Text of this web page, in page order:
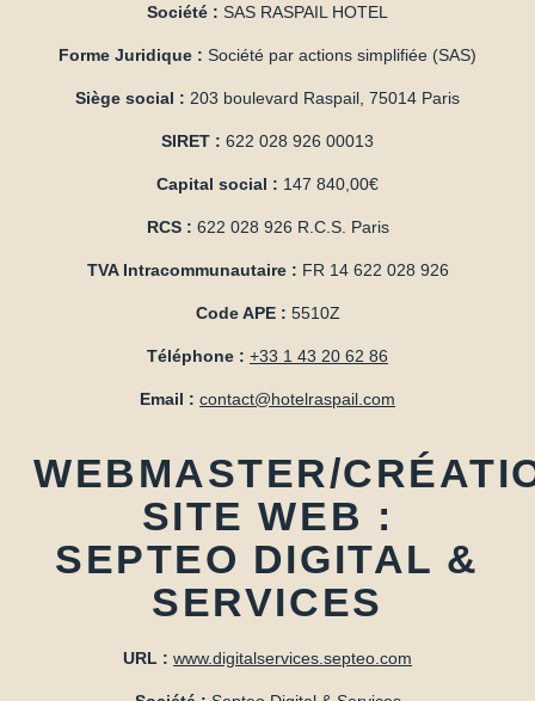
Société : SAS RASPAIL HOTEL
Forme Juridique : Société par actions simplifiée (SAS)
Siège social : 203 boulevard Raspail, 75014 Paris
SIRET : 622 028 926 00013
Capital social : 147 840,00€
RCS : 622 028 926 R.C.S. Paris
TVA Intracommunautaire : FR 14 622 028 926
Code APE : 5510Z
Téléphone : +33 1 43 20 62 86
Email : contact@hotelraspail.com
WEBMASTER/
SITE WEB :
SEPTEO DIGITAL &
SERVICES
URL : www.digitalservices.septeo.com